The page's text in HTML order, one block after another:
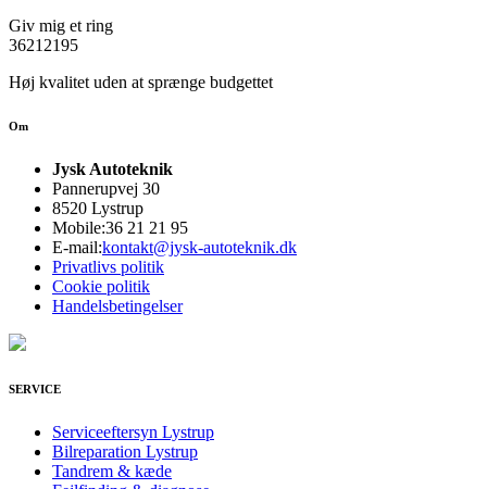
Giv mig et ring
36212195
Høj kvalitet uden at sprænge budgettet
Om
Jysk Autoteknik
Pannerupvej 30
8520 Lystrup
Mobile:36 21 21 95
E-mail:kontakt@jysk-autoteknik.dk
Privatlivs politik
Cookie politik
Handelsbetingelser
SERVICE
Serviceeftersyn Lystrup
Bilreparation Lystrup
Tandrem & kæde